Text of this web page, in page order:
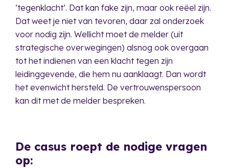
’tegenklacht’. Dat kan fake zijn, maar ook reëel zijn.
Dat weet je niet van tevoren, daar zal onderzoek
voor nodig zijn. Wellicht moet de melder (uit
strategische overwegingen) alsnog ook overgaan
tot het indienen van een klacht tegen zijn
leidinggevende, die hem nu aanklaagt. Dan wordt
het evenwicht hersteld. De vertrouwenspersoon
kan dit met de melder bespreken.
De casus roept de nodige vragen
op: